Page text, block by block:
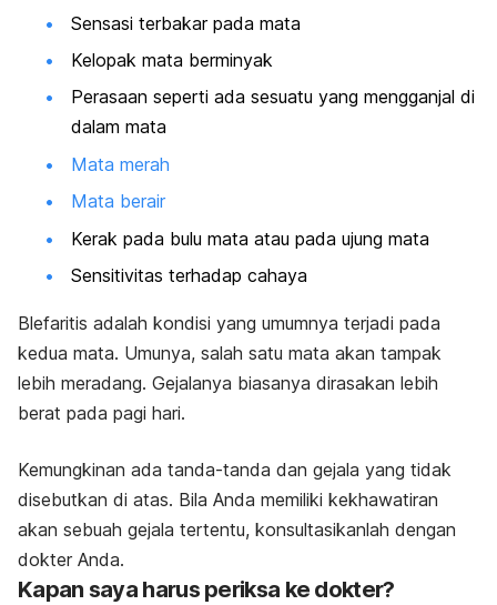
Sensasi terbakar pada mata
Kelopak mata berminyak
Perasaan seperti ada sesuatu yang mengganjal di
dalam mata
Mata merah
Mata berair
Kerak pada bulu mata atau pada ujung mata
Sensitivitas terhadap cahaya
Blefaritis adalah kondisi yang umumnya terjadi pada
kedua mata. Umunya, salah satu mata akan tampak
lebih meradang. Gejalanya biasanya dirasakan lebih
berat pada pagi hari.
Kemungkinan ada tanda-tanda dan gejala yang tidak
disebutkan di atas. Bila Anda memiliki kekhawatiran
akan sebuah gejala tertentu, konsultasikanlah dengan
dokter Anda.
Kapan saya harus periksa ke dokter?